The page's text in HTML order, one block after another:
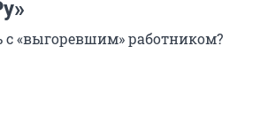
с «выгоревшим» работником?